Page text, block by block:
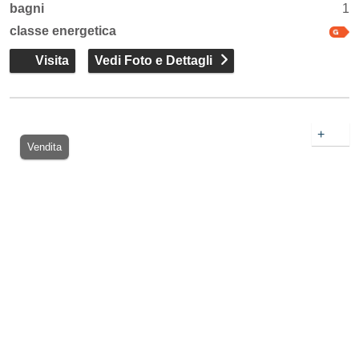
bagni
1
classe energetica
Visita Vedi Foto e Dettagli
Vendita
+